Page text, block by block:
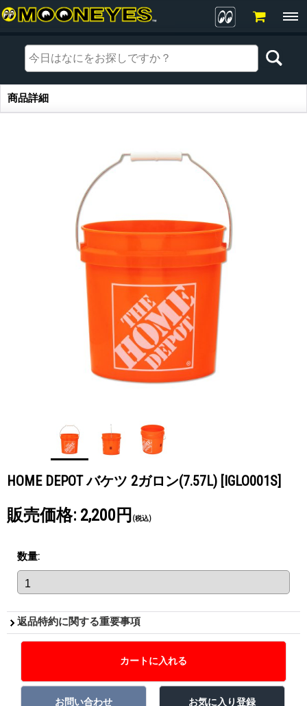
商品詳細
商品詳細
HOME DEPOT バケツ 2ガロン(7.57L) [IGLO001S]
販売価格: 2,200円 (税込)
数量:
返品特約に関する重要事項